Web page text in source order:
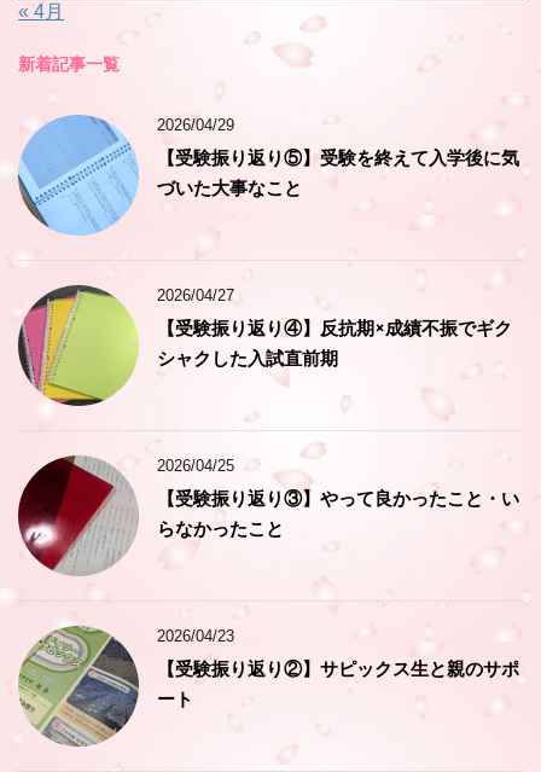
« 4月
新着記事一覧
2026/04/29
【受験振り返り⑤】受験を終えて入学後に気
づいた大事なこと
2026/04/27
【受験振り返り④】反抗期×成績不振でギク
シャクした入試直前期
2026/04/25
【受験振り返り③】やって良かったこと・い
らなかったこと
2026/04/23
【受験振り返り②】サピックス生と親のサポ
ート